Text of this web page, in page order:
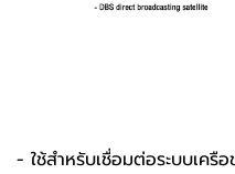
- ใช้สำหรับเชื่อมต่อระบบเครื